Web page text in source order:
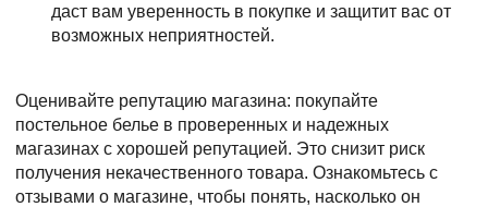
даст вам уверенность в покупке и защитит вас от
возможных неприятностей.
Оценивайте репутацию магазина: покупайте
постельное белье в проверенных и надежных
магазинах с хорошей репутацией. Это снизит риск
получения некачественного товара. Ознакомьтесь с
отзывами о магазине, чтобы понять, насколько он